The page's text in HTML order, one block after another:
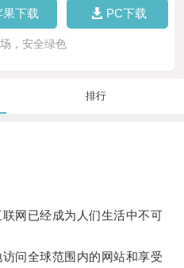
果下载 PC下载
，安全绿色
排行
网已经成为人们生活中不可
全球范围内的网站和享受